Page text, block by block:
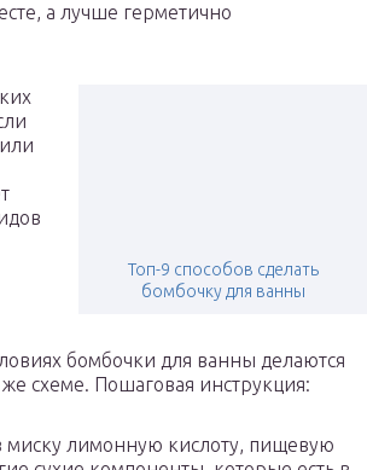
а лучше герметично
Топ-9 способов сделать
бомбочку для ванны
бомбочки для ванны делаются
схеме. Пошаговая инструкция:
миску лимонную кислоту, пищевую